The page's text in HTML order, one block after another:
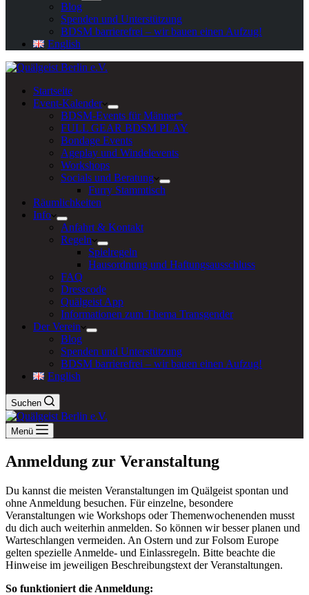
Blog
Spenden und Unterstützung
BDSM barrierefrei – wir bauen einen Aufzug!
English
Startseite
Event-Kalender
BDSM-Events für Männer*
FULL GEAR BDSM PLAY
Bondage Events
Ageplay und Windelevents
Workshops
Socials und Beratung
Furry Stammtisch
Räumlichkeiten
Info
Anfahrt & Kontakt
Regeln
Spielregeln
Hausordnung und Haftungsausschluss
FAQ
Dresscode
Quälgeist App
Informationen zum Thema Transgender
Der Verein
Blog
Spenden und Unterstützung
BDSM barrierefrei – wir bauen einen Aufzug!
English
Suchen
Menü
Anmeldung zur Veranstaltung
Du kannst die meisten Veranstaltungen im Quälgeist spontan und
ohne Anmeldung besuchen. Für einzelne, besondere
Veranstaltungen wie Workshops oder Themenwochenenden musst
du dich auch weiterhin anmelden. So können wir besser planen und
Warteschlangen vermeiden. An Ostern und zur Folsom Europe
gelten spezielle Anmelde- und Einlassregeln. Bitte beachte die
Hinweise im jeweiligen Beschreibungstext der Veranstaltungen.
So funktioniert die Anmeldung: